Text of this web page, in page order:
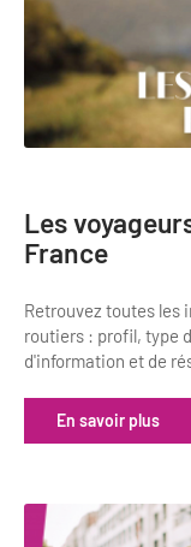
Les
France
Retrouvez toutes les
routiers : profil, type
d'information et de
En savoir plus